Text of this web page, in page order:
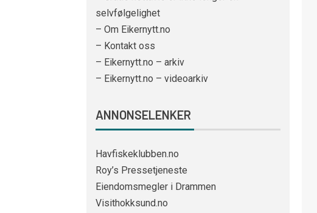
selvfølgelighet
– Om Eikernytt.no
– Kontakt oss
– Eikernytt.no – arkiv
– Eikernytt.no – videoarkiv
ANNONSELENKER
Havfiskeklubben.no
Roy’s Pressetjeneste
Eiendomsmegler i Drammen
Visithokksund.no